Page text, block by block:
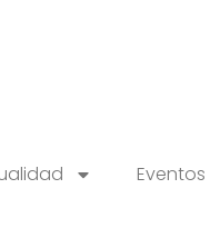
Eventos